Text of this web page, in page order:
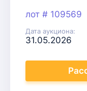
лот # 109569
Дата аукциона:
31.05.2026